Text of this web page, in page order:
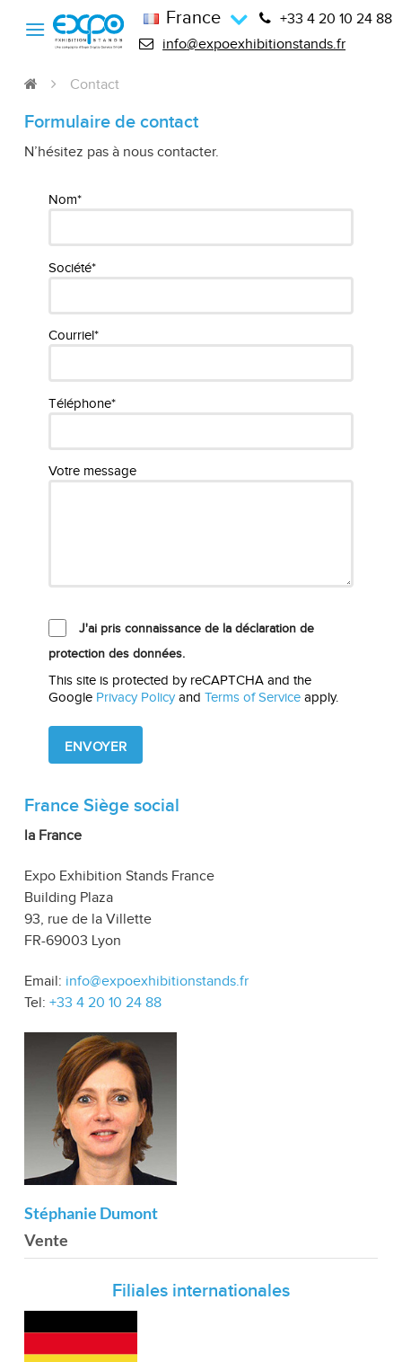
France
+33 4 20 10 24 88
info@expoexhibitionstands.fr
Contact
Formulaire de contact
N’hésitez pas à nous contacter.
Nom*
Société*
Courriel*
Téléphone*
Votre message
J'ai pris connaissance de la déclaration de
protection des données.
This site is protected by reCAPTCHA and the
Google Privacy Policyand Terms of Service apply.
leave
this
field
France Siège social
la France
Expo Exhibition Stands France
Building Plaza
93, rue de la Villette
FR-69003 Lyon
Email: info@expoexhibitionstands.fr
Tel: +33 4 20 10 24 88
Stéphanie Dumont
Vente
Filiales internationales